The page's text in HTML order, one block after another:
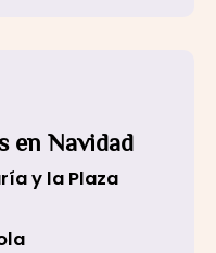
en Navidad
y la Plaza